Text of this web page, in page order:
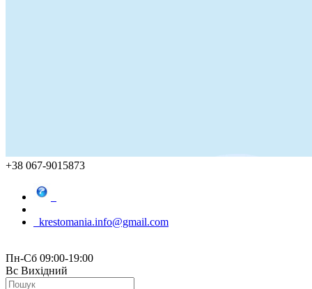
+38 067-9015873
krestomania.info@gmail.com
Пн-Сб 09:00-19:00
Вс Вихідний